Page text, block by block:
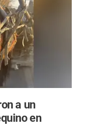
a un
en